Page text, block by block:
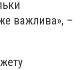
важлива», –